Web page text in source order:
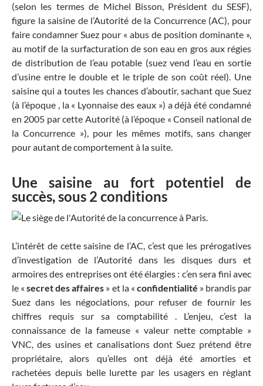
(selon les termes de Michel Bisson, Président du SESF),
figure la saisine de l’Autorité de la Concurrence (AC), pour
faire condamner Suez pour « abus de position dominante »,
au motif de la surfacturation de son eau en gros aux régies
de distribution de l’eau potable (suez vend l’eau en sortie
d’usine entre le double et le triple de son coût réel). Une
saisine qui a toutes les chances d’aboutir, sachant que Suez
(à l’époque , la « Lyonnaise des eaux ») a déjà été condamné
en 2005 par cette Autorité (à l’époque « Conseil national de
la Concurrence »), pour les mêmes motifs, sans changer
pour autant de comportement à la suite.
Une saisine au fort potentiel de
succès, sous 2 conditions
L’intérêt de cette saisine de l’AC, c’est que les prérogatives
d’investigation de l’Autorité dans les disques durs et
armoires des entreprises ont été élargies : c’en sera fini avec
le «secret des affaires » et la « confidentialité » brandis par
Suez dans les négociations, pour refuser de fournir les
chiffres requis sur sa comptabilité . L’enjeu, c’est la
connaissance de la fameuse « valeur nette comptable »
VNC, des usines et canalisations dont Suez prétend être
propriétaire, alors qu’elles ont déjà été amorties et
rachetées depuis belle lurette par les usagers en règlant